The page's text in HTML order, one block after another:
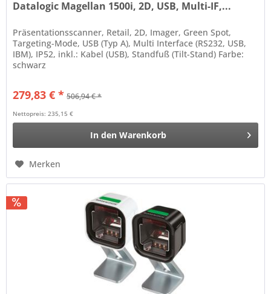
Datalogic Magellan 1500i, 2D, USB, Multi-IF,...
Präsentationsscanner, Retail, 2D, Imager, Green Spot,
Targeting-Mode, USB (Typ A), Multi Interface (RS232, USB,
IBM), IP52, inkl.: Kabel (USB), Standfuß (Tilt-Stand) Farbe:
schwarz
279,83 € * 506,94 € *
Nettopreis: 235,15 €
In den Warenkorb
Merken